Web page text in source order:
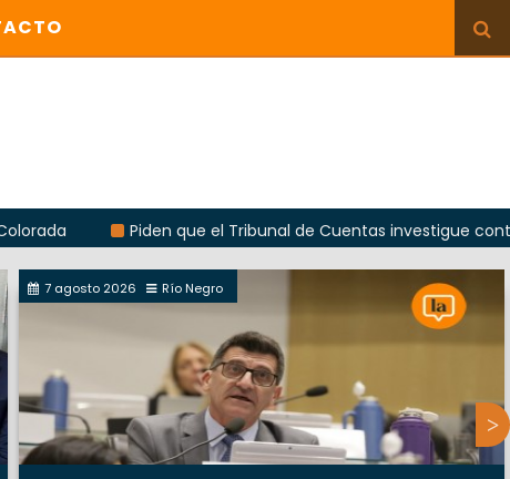
Piden que el Tribunal de Cuentas investigue contratación
7 agosto 2026 Río Negro